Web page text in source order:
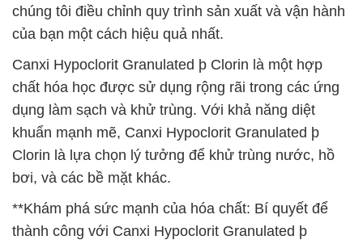
chúng tôi điều chỉnh quy trình sản xuất và vận hành
của bạn một cách hiệu quả nhất.
Canxi Hypoclorit Granulated þ Clorin là một hợp
chất hóa học được sử dụng rộng rãi trong các ứng
dụng làm sạch và khử trùng. Với khả năng diệt
khuẩn mạnh mẽ, Canxi Hypoclorit Granulated þ
Clorin là lựa chọn lý tưởng để khử trùng nước, hồ
bơi, và các bề mặt khác.
**Khám phá sức mạnh của hóa chất: Bí quyết để
thành công với Canxi Hypoclorit Granulated þ